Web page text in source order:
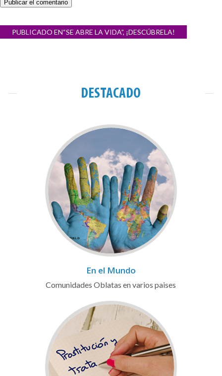
Navegación
de
PUBLICADO EN“SE ABRE LA VIDA”, ¡DESCÚBRELA!
DESTACADO
En el Mundo
Comunidades Oblatas en varios paises